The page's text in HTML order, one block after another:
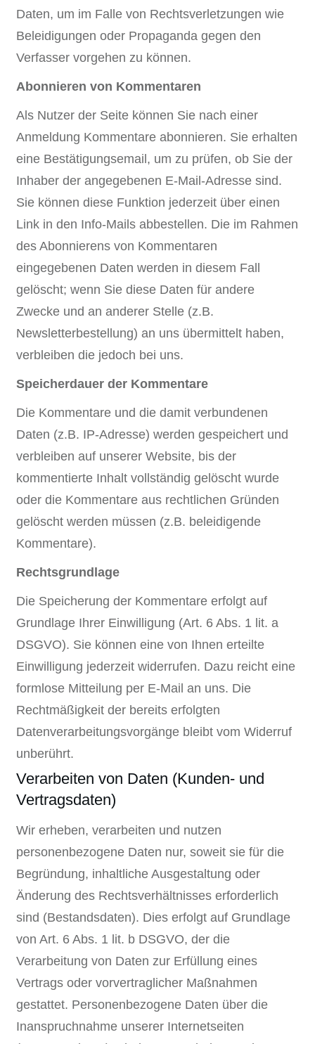
Daten, um im Falle von Rechtsverletzungen wie
Beleidigungen oder Propaganda gegen den
Verfasser vorgehen zu können.
Abonnieren von Kommentaren
Als Nutzer der Seite können Sie nach einer
Anmeldung Kommentare abonnieren. Sie erhalten
eine Bestätigungsemail, um zu prüfen, ob Sie der
Inhaber der angegebenen E-Mail-Adresse sind.
Sie können diese Funktion jederzeit über einen
Link in den Info-Mails abbestellen. Die im Rahmen
des Abonnierens von Kommentaren
eingegebenen Daten werden in diesem Fall
gelöscht; wenn Sie diese Daten für andere
Zwecke und an anderer Stelle (z.B.
Newsletterbestellung) an uns übermittelt haben,
verbleiben die jedoch bei uns.
Speicherdauer der Kommentare
Die Kommentare und die damit verbundenen
Daten (z.B. IP-Adresse) werden gespeichert und
verbleiben auf unserer Website, bis der
kommentierte Inhalt vollständig gelöscht wurde
oder die Kommentare aus rechtlichen Gründen
gelöscht werden müssen (z.B. beleidigende
Kommentare).
Rechtsgrundlage
Die Speicherung der Kommentare erfolgt auf
Grundlage Ihrer Einwilligung (Art. 6 Abs. 1 lit. a
DSGVO). Sie können eine von Ihnen erteilte
Einwilligung jederzeit widerrufen. Dazu reicht eine
formlose Mitteilung per E-Mail an uns. Die
Rechtmäßigkeit der bereits erfolgten
Datenverarbeitungsvorgänge bleibt vom Widerruf
unberührt.
Verarbeiten von Daten (Kunden- und
Vertragsdaten)
Wir erheben, verarbeiten und nutzen
personenbezogene Daten nur, soweit sie für die
Begründung, inhaltliche Ausgestaltung oder
Änderung des Rechtsverhältnisses erforderlich
sind (Bestandsdaten). Dies erfolgt auf Grundlage
von Art. 6 Abs. 1 lit. b DSGVO, der die
Verarbeitung von Daten zur Erfüllung eines
Vertrags oder vorvertraglicher Maßnahmen
gestattet. Personenbezogene Daten über die
Inanspruchnahme unserer Internetseiten